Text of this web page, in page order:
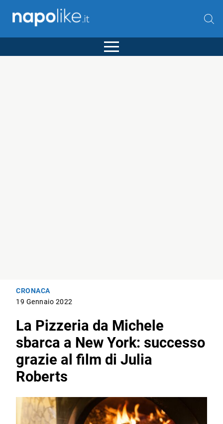
CRONACA
19 Gennaio 2022
La Pizzeria da Michele
sbarca a New York: successo
grazie al film di Julia
Roberts